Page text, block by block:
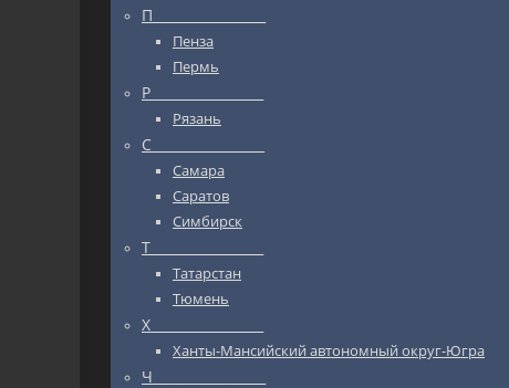
П_________________
Пенза
Пермь
Р_________________
Рязань
С_________________
Самара
Саратов
Симбирск
Т_________________
Татарстан
Тюмень
Х_________________
Ханты-Мансийский автономный округ-Югра
Ч_________________